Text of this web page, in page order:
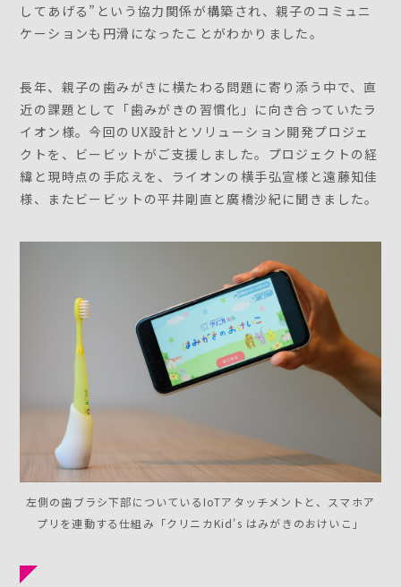
してあげる”という協力関係が構築され、親子のコミュニ
ケーションも円滑になったことがわかりました。
長年、親子の歯みがきに横たわる問題に寄り添う中で、直
近の課題として「歯みがきの習慣化」に向き合っていたラ
イオン様。今回のUX設計とソリューション開発プロジェ
クトを、ビービットがご支援しました。プロジェクトの経
緯と現時点の手応えを、ライオンの横手弘宣様と遠藤知佳
様、またビービットの平井剛直と廣橋沙紀に聞きました。
左側の歯ブラシ下部についているIoTアタッチメントと、スマホア
プリを連動する仕組み「クリニカKid's はみがきのおけいこ」